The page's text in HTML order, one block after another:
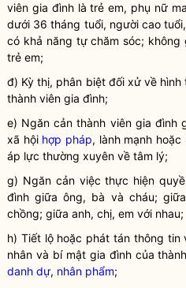
viên gia đình là trẻ em, phụ nữ
dưới 36 tháng tuổi, người cao
có khả năng tự chăm sóc; không
trẻ em;
đ) Kỳ thị, phân biệt đối xử về
thành viên gia đình;
e) Ngăn cản thành viên gia đình
xã hội hợp pháp, lành mạnh
áp lực thường xuyên về tâm lý;
g) Ngăn cản việc thực hiện
đình giữa ông, bà và cháu;
chồng; giữa anh, chị, em với nhau;
h) Tiết lộ hoặc phát tán thông
nhân và bí mật gia đình của
danh dự, nhân phẩm;